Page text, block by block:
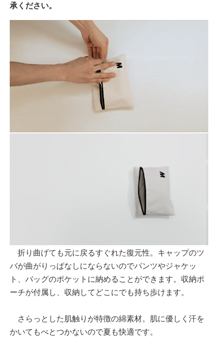
承ください。
折り曲げても元に戻るすぐれた復元性。キャップのツ
バが曲がりっぱなしにならないのでパンツやジャケッ
ト、バッグのポケットに納めることができます。収納ポ
ーチが付属し、収納してどこにでも持ち歩けます。
さらっとした肌触りが特徴の綿素材。肌に優しく汗を
かいてもべとつかないので夏も快適です。